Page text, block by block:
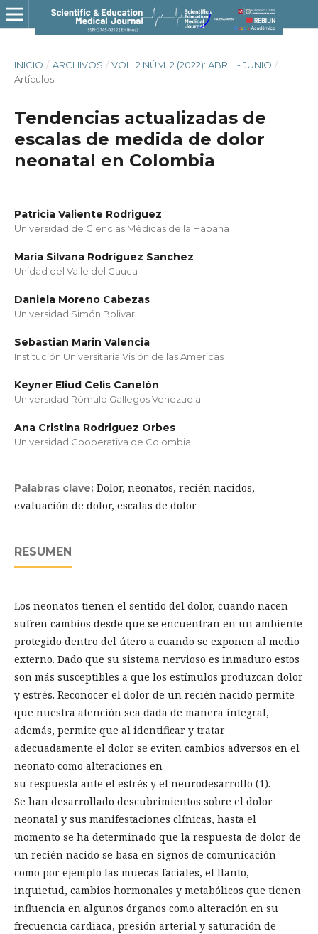
INICIO / ARCHIVOS / VOL. 2 NÚM. 2 (2022): ABRIL - JUNIO /
Artículos
Tendencias actualizadas de
escalas de medida de dolor
neonatal en Colombia
Patricia Valiente Rodriguez
Universidad de Ciencias Médicas de la Habana
María Silvana Rodríguez Sanchez
Unidad del Valle del Cauca
Daniela Moreno Cabezas
Universidad Simón Bolivar
Sebastian Marin Valencia
Institución Universitaria Visión de las Americas
Keyner Eliud Celis Canelón
Universidad Rómulo Gallegos Venezuela
Ana Cristina Rodriguez Orbes
Universidad Cooperativa de Colombia
Palabras clave: Dolor, neonatos, recién nacidos,
evaluación de dolor, escalas de dolor
RESUMEN
Los neonatos tienen el sentido del dolor, cuando nacen
sufren cambios desde que se encuentran en un ambiente
protegido dentro del útero a cuando se exponen al medio
externo. Dado que su sistema nervioso es inmaduro estos
son más susceptibles a que los estímulos produzcan dolor
y estrés. Reconocer el dolor de un recién nacido permite
que nuestra atención sea dada de manera integral,
además, permite que al identificar y tratar
adecuadamente el dolor se eviten cambios adversos en el
neonato como alteraciones en
su respuesta ante el estrés y el neurodesarrollo (1).
Se han desarrollado descubrimientos sobre el dolor
neonatal y sus manifestaciones clínicas, hasta el
momento se ha determinado que la respuesta de dolor de
un recién nacido se basa en signos de comunicación
como por ejemplo las muecas faciales, el llanto,
inquietud, cambios hormonales y metabólicos que tienen
influencia en algunos órganos como alteración en su
frecuencia cardiaca, presión arterial y saturación de